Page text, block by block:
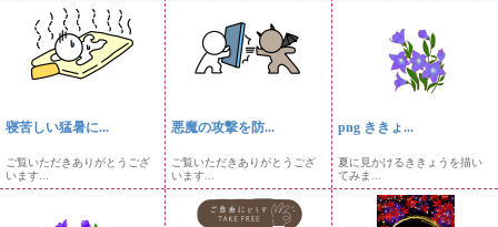
寝苦しい猛暑に...
ご覧いただきありがとうござ
います...
悪魔の攻撃を防...
ご覧いただきありがとうござ
います...
png ききょ...
夏に見かけるききょうを描い
てみま...